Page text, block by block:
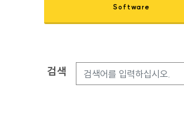
Software
검색옵션
검색